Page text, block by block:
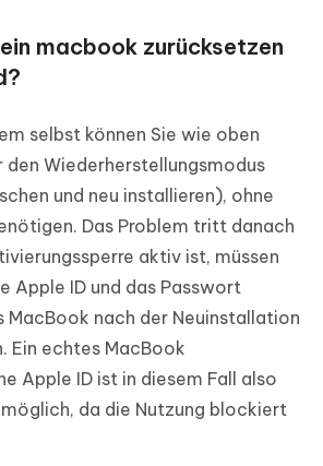
macbook zurücksetzen
selbst können Sie wie oben
den Wiederherstellungsmodus
und neu installieren), ohne
Das Problem tritt danach
aktiv ist, müssen
Apple ID und das Passwort
MacBook nach der Neuinstallation
Ein echtes MacBook
Apple ID ist in diesem Fall also
da die Nutzung blockiert